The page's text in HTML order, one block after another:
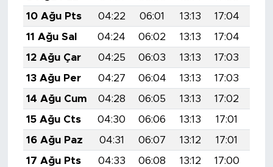
10 Ağu Pts
04:22 06:01 13:13 17:04
11 Ağu Sal
04:24 06:02 13:13 17:04
12 Ağu Çar
04:25 06:03 13:13 17:03
13 Ağu Per
04:27 06:04 13:13 17:03
14 Ağu Cum
04:28 06:05 13:13 17:02
15 Ağu Cts
04:30 06:06 13:13 17:01
16 Ağu Paz
04:31 06:07 13:12 17:01
17 Ağu Pts
04:33 06:08 13:12 17:00